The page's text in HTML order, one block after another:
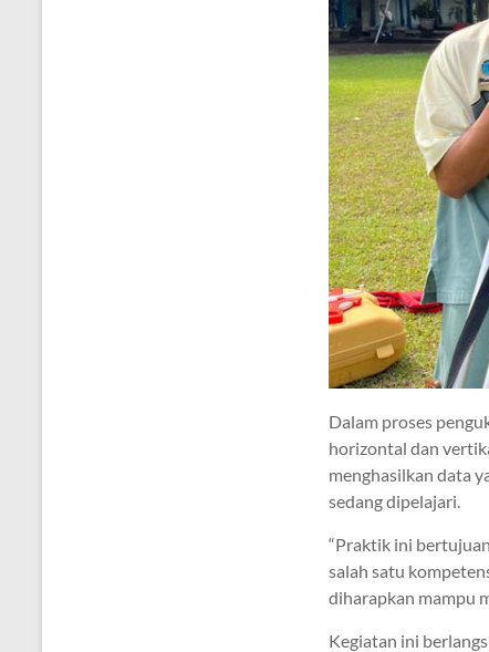
Dalam proses
horizontal dan
menghasilkan data
sedang dipelajari.
“Praktik ini
salah satu
diharapkan mampu
Kegiatan ini